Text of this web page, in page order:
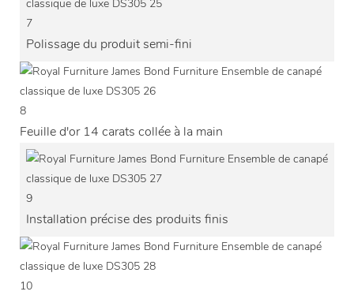
7
Polissage du produit semi-fini
8
Feuille d'or 14 carats collée à la main
9
Installation précise des produits finis
10